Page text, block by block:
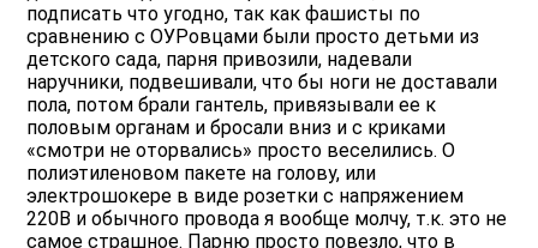
подписать что угодно, так как фашисты по
сравнению с ОУРовцами были просто детьми из
детского сада, парня привозили, надевали
наручники, подвешивали, что бы ноги не доставали
пола, потом брали гантель, привязывали ее к
половым органам и бросали вниз и с криками
«смотри не оторвались» просто веселились. О
полиэтиленовом пакете на голову, или
электрошокере в виде розетки с напряжением
220В и обычного провода я вообще молчу, т.к. это не
самое страшное. Парню просто повезло, что в